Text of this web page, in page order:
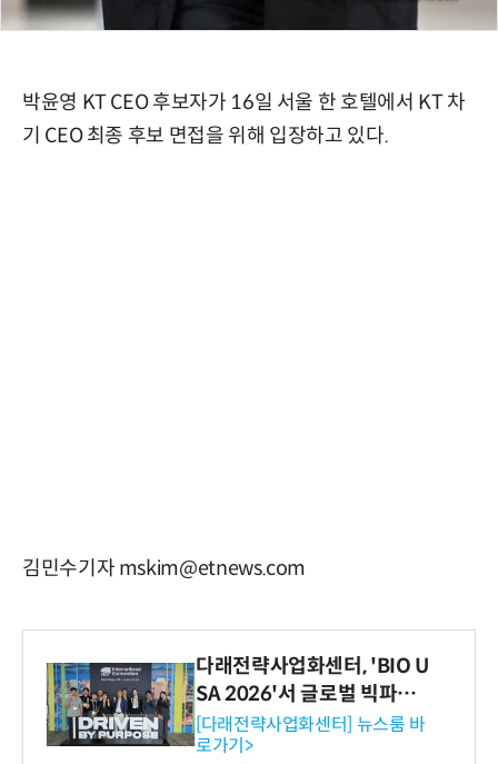
박윤영 KT CEO 후보자가 16일 서울 한 호텔에서 KT 차
기 CEO 최종 후보 면접을 위해 입장하고 있다.
김민수기자 mskim@etnews.com
다래전략사업화센터, 'BIO U
SA 2026'서 글로벌 빅파마
와의 비즈니스 미팅 지원…K
-바이오 해외 진출 교두보 확
[다래전략사업화센터] 뉴스룸 바
로가기>